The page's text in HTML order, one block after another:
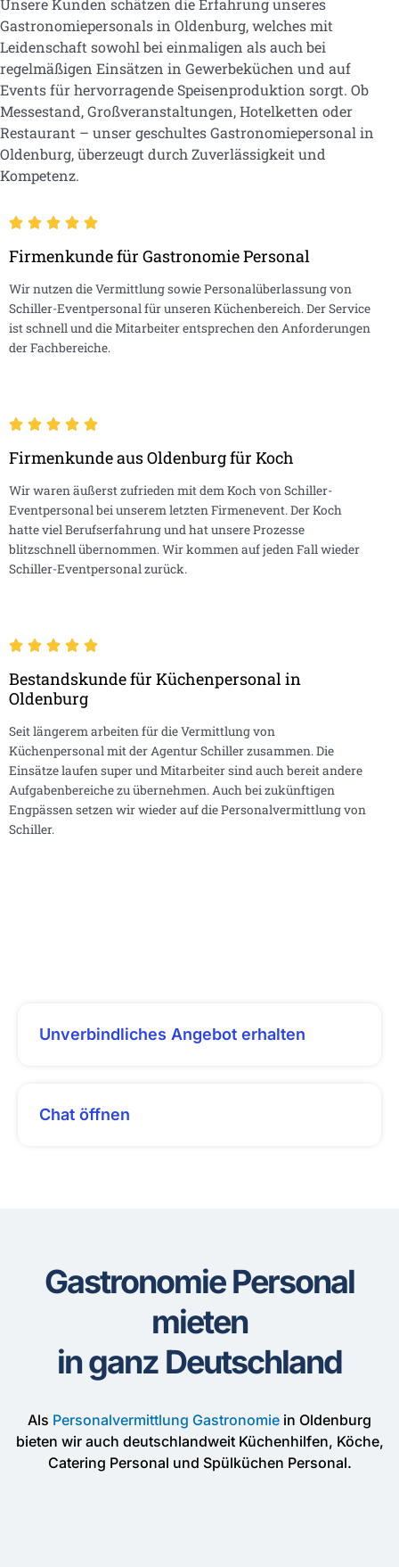
Unsere Kunden schätzen die Erfahrung unseres
Gastronomiepersonals in Oldenburg, welches mit
Leidenschaft sowohl bei einmaligen als auch bei
regelmäßigen Einsätzen in Gewerbeküchen und auf
Events für hervorragende Speisenproduktion sorgt. Ob
Messestand, Großveranstaltungen, Hotelketten oder
Restaurant – unser geschultes Gastronomiepersonal in
Oldenburg, überzeugt durch Zuverlässigkeit und
Kompetenz.
Firmenkunde für Gastronomie Personal
Wir nutzen die Vermittlung sowie Personalüberlassung von
Schiller-Eventpersonal für unseren Küchenbereich. Der Service
ist schnell und die Mitarbeiter entsprechen den Anforderungen
der Fachbereiche.
Firmenkunde aus Oldenburg für Koch
Wir waren äußerst zufrieden mit dem Koch von Schiller-
Eventpersonal bei unserem letzten Firmenevent. Der Koch
hatte viel Berufserfahrung und hat unsere Prozesse
blitzschnell übernommen. Wir kommen auf jeden Fall wieder
Schiller-Eventpersonal zurück.
Bestandskunde für Küchenpersonal in
Oldenburg
Seit längerem arbeiten für die Vermittlung von
Küchenpersonal mit der Agentur Schiller zusammen. Die
Einsätze laufen super und Mitarbeiter sind auch bereit andere
Aufgabenbereiche zu übernehmen. Auch bei zukünftigen
Engpässen setzen wir wieder auf die Personalvermittlung von
Schiller.
Unverbindliches Angebot erhalten
Chat öffnen
Gastronomie Personal
mieten
in ganz Deutschland
Als Personalvermittlung Gastronomie in Oldenburg
bieten wir auch deutschlandweit Küchenhilfen, Köche,
Catering Personal und Spülküchen Personal.